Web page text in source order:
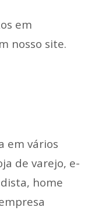
em
nosso site.
em vários
de varejo, e-
home